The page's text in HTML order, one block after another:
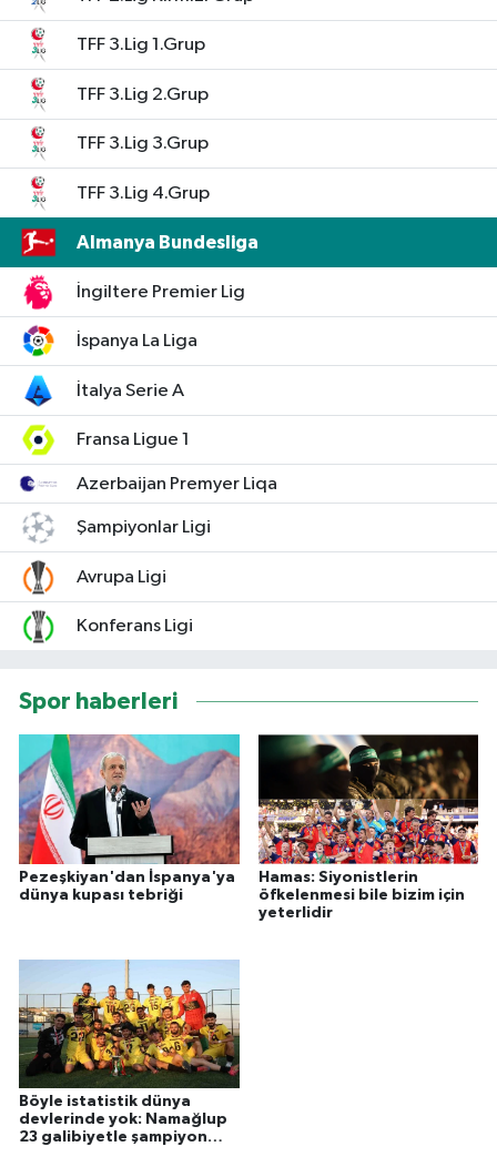
TFF 3.Lig 1.Grup
TFF 3.Lig 2.Grup
TFF 3.Lig 3.Grup
TFF 3.Lig 4.Grup
Almanya Bundesliga
İngiltere Premier Lig
İspanya La Liga
İtalya Serie A
Fransa Ligue 1
Azerbaijan Premyer Liqa
Şampiyonlar Ligi
Avrupa Ligi
Konferans Ligi
Spor haberleri
Pezeşkiyan'dan İspanya'ya
dünya kupası tebriği
Hamas: Siyonistlerin
öfkelenmesi bile bizim için
yeterlidir
Böyle istatistik dünya
devlerinde yok: Namağlup
23 galibiyetle şampiyon